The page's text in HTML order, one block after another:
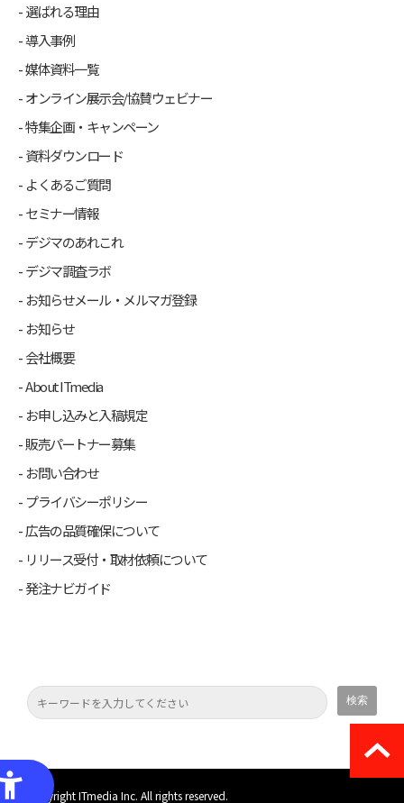
選ばれる理由
導入事例
媒体資料一覧
オンライン展示会/協賛ウェビナー
特集企画・キャンペーン
資料ダウンロード
よくあるご質問
セミナー情報
デジマのあれこれ
デジマ調査ラボ
お知らせメール・メルマガ登録
お知らせ
会社概要
About ITmedia
お申し込みと入稿規定
販売パートナー募集
お問い合わせ
プライバシーポリシー
広告の品質確保について
リリース受付・取材依頼について
発注ナビガイド
(C) Copyright ITmedia Inc. All rights reserved.